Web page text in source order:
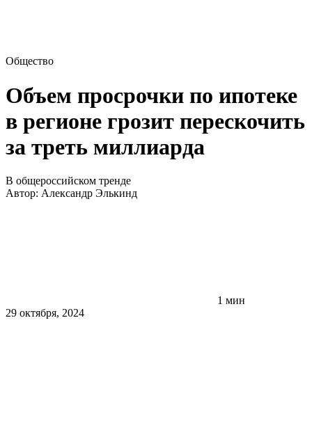
Общество
Объем просрочки по ипотеке
в регионе грозит перескочить
за треть миллиарда
В общероссийском тренде
Автор: Александр Элькинд
1 мин
29 октября, 2024